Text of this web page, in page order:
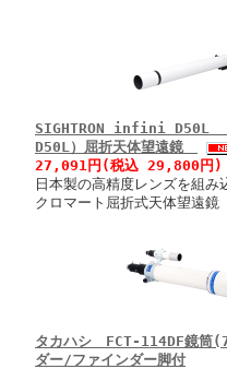
SIGHTRON infini D50L （
D50L）屈折天体望遠鏡
27,091円(税込 29,800円)
日本製の高精度レンズを組み
クロマート屈折式天体望遠鏡
タカハシ FCT-114DF鏡筒
ダー/ファインダー脚付